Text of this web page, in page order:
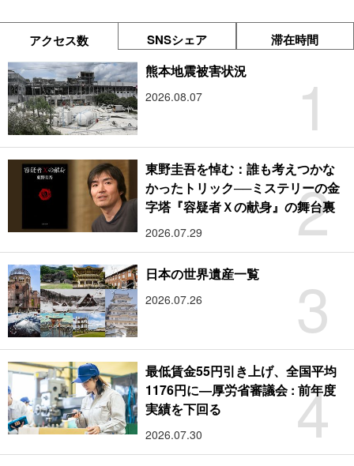
アクセス数 SNSシェア 滞在時間
1
熊本地震被害状況
2026.08.07
2
東野圭吾を悼む：誰も考えつかな
かったトリック──ミステリーの金
字塔『容疑者Ｘの献身』の舞台裏
2026.07.29
3
日本の世界遺産一覧
2026.07.26
4
最低賃金55円引き上げ、全国平均
1176円に―厚労省審議会 : 前年度
実績を下回る
2026.07.30